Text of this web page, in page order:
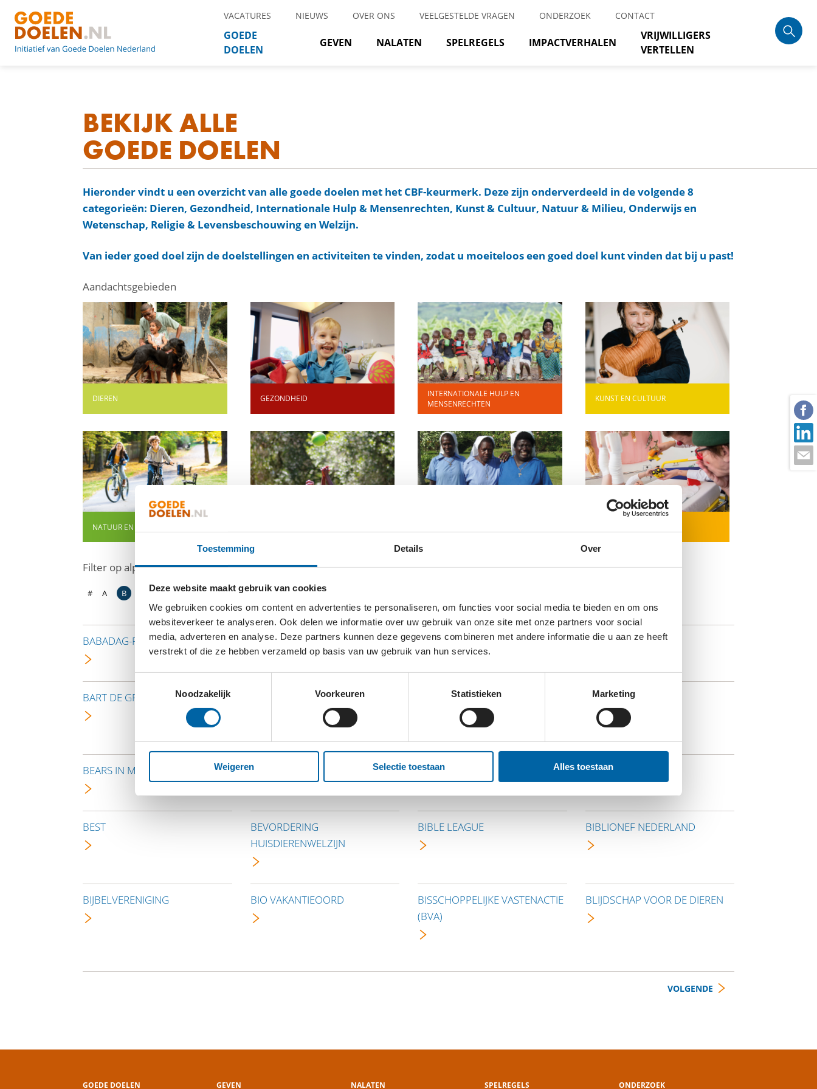
Toestemming Details Over
Deze website maakt gebruik van cookies
We gebruiken cookies om content en advertenties te personaliseren, om functies voor social media te bieden en om ons
websiteverkeer te analyseren. Ook delen we informatie over uw gebruik van onze site met onze partners voor social
media, adverteren en analyse. Deze partners kunnen deze gegevens combineren met andere informatie die u aan ze heeft
verstrekt of die ze hebben verzameld op basis van uw gebruik van hun services.
Toestemmingsselectie
Noodzakelijk
Voorkeuren Statistieken Marketing
Weigeren Selectie toestaan Alles toestaan
VACATURES NIEUWS OVER ONS VEELGESTELDE VRAGEN ONDERZOEK CONTACT
GOEDE
DOELEN
GEVEN NALATEN SPELREGELS IMPACTVERHALEN
VRIJWILLIGERS
VERTELLEN
BEKIJK ALLE
GOEDE DOELEN
Hieronder vindt u een overzicht van alle goede doelen met het CBF-keurmerk. Deze zijn onderverdeeld in de volgende 8
categorieën: Dieren, Gezondheid, Internationale Hulp & Mensenrechten, Kunst & Cultuur, Natuur & Milieu, Onderwijs en
Wetenschap, Religie & Levensbeschouwing en Welzijn.
Van ieder goed doel zijn de doelstellingen en activiteiten te vinden, zodat u moeiteloos een goed doel kunt vinden dat bij u past!
Aandachtsgebieden
DIEREN GEZONDHEID
INTERNATIONALE HULP EN
MENSENRECHTEN
KUNST EN CULTUUR
NATUUR EN MILIEU
Filter op alphabet
# A B D E F G H I J K L M N O
BABADAG-ROEMENIË BABYSPULLEN BAKE FOR LIFE BARCODE FOR LIFE
BART DE GRAAFF FOUNDATION BARTIMÉUS FONDS
BAS VAN DE GOOR
FOUNDATION
BE AWARE
BEARS IN MIND BEAT BATTEN! STICHTING BEESTENBENDE BESCHERMDE WIEG
BEST
BEVORDERING
HUISDIERENWELZIJN
BIBLE LEAGUE BIBLIONEF NEDERLAND
BIJBELVERENIGING BIO VAKANTIEOORD
BISSCHOPPELIJKE VASTENACTIE
(BVA)
BLIJDSCHAP VOOR DE DIEREN
VOLGENDE
GOEDE DOELEN GEVEN NALATEN SPELREGELS ONDERZOEK
linkedin
mail